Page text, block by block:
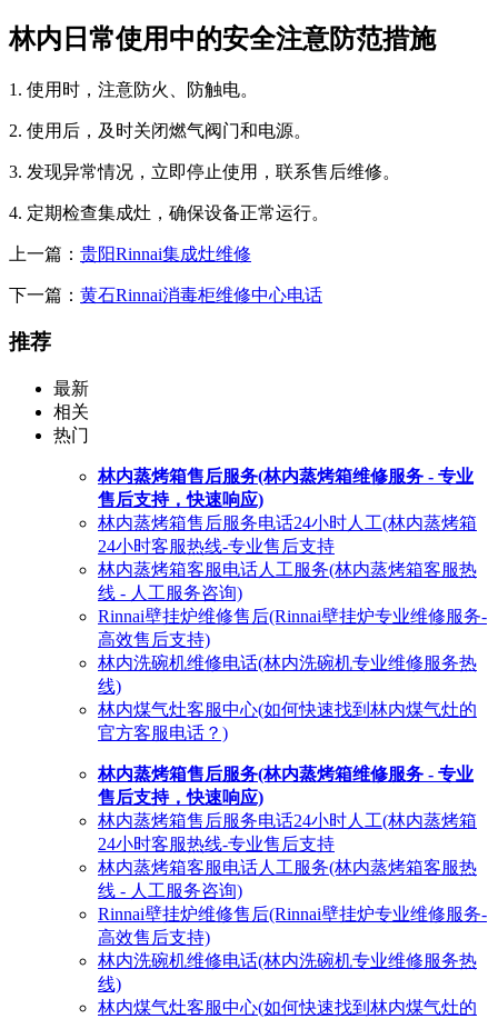
林内日常使用中的安全注意防范措施
1. 使用时，注意防火、防触电。
2. 使用后，及时关闭燃气阀门和电源。
3. 发现异常情况，立即停止使用，联系售后维修。
4. 定期检查集成灶，确保设备正常运行。
上一篇： 贵阳Rinnai集成灶维修
下一篇： 黄石Rinnai消毒柜维修中心电话
推荐
最新
相关
热门
林内蒸烤箱售后服务(林内蒸烤箱维修服务 - 专业
售后支持，快速响应)
林内蒸烤箱售后服务电话24小时人工(林内蒸烤箱
24小时客服热线-专业售后支持
林内蒸烤箱客服电话人工服务(林内蒸烤箱客服热
线 - 人工服务咨询)
Rinnai壁挂炉维修售后(Rinnai壁挂炉专业维修服务-
高效售后支持)
林内洗碗机维修电话(林内洗碗机专业维修服务热
线)
林内煤气灶客服中心(如何快速找到林内煤气灶的
官方客服电话？)
林内蒸烤箱售后服务(林内蒸烤箱维修服务 - 专业
售后支持，快速响应)
林内蒸烤箱售后服务电话24小时人工(林内蒸烤箱
24小时客服热线-专业售后支持
林内蒸烤箱客服电话人工服务(林内蒸烤箱客服热
线 - 人工服务咨询)
Rinnai壁挂炉维修售后(Rinnai壁挂炉专业维修服务-
高效售后支持)
林内洗碗机维修电话(林内洗碗机专业维修服务热
线)
林内煤气灶客服中心(如何快速找到林内煤气灶的